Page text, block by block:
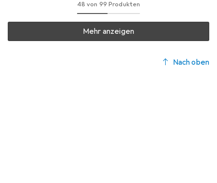
48 von 99 Produkten
Mehr anzeigen
Nach oben